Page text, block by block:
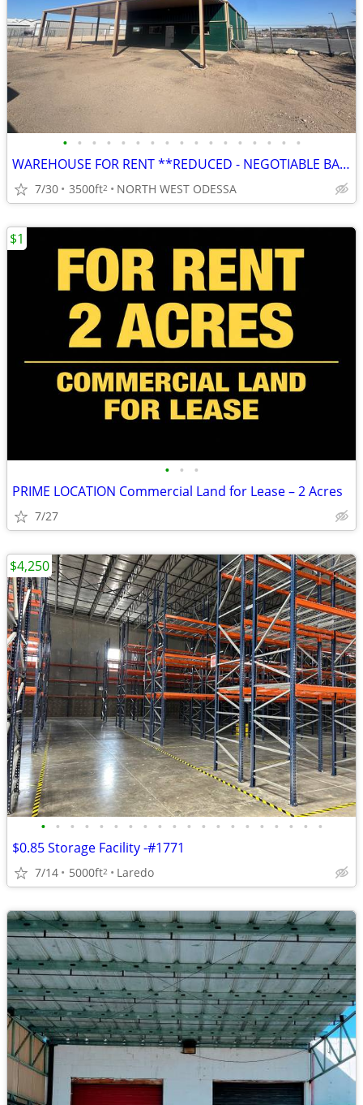
• • • • • • • • • • • • • • • • •
WAREHOUSE FOR RENT **REDUCED - NEGOTIABLE BASED ON LEASE LENGHT**
7/30 3500ft2 NORTH WEST ODESSA
• • •
PRIME LOCATION Commercial Land for Lease – 2 Acres
7/27
$1
• • • • • • • • • • • • • • • • • • • •
$0.85 Storage Facility -#1771
7/14 5000ft2 Laredo
$4,250